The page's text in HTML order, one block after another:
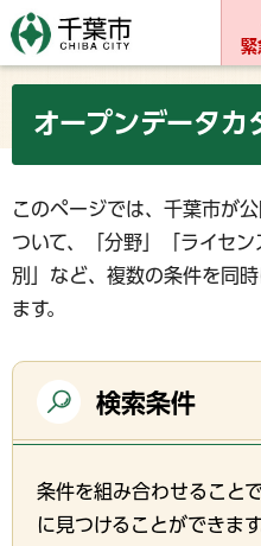
緊
オープンデータ
このページでは、千葉市が
ついて、「分野」「ライセ
別」など、複数の条件を同
ます。
検索条件
条件を組み合わせること
に見つけることができます